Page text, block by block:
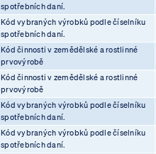
spotřebních daní.
Kód vybraných výrobků podle číselníku
spotřebních daní.
Kód činnosti v zemědělské a rostlinné
prvovýrobě
Kód činnosti v zemědělské a rostlinné
prvovýrobě
Kód vybraných výrobků podle číselníku
spotřebních daní.
Kód vybraných výrobků podle číselníku
spotřebních daní.